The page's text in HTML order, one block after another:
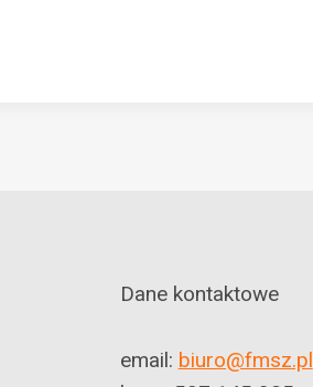
Dane kontaktowe
email: biuro@fmsz.pl